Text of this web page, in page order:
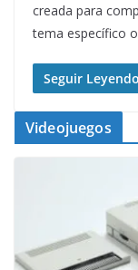
creada para
tema específico
Seguir Leyendo
Videojuegos